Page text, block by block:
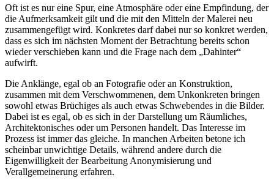
Oft ist es nur eine Spur, eine Atmosphäre oder eine Empfindung, der
die Aufmerksamkeit gilt und die mit den Mitteln der Malerei neu
zusammengefügt wird. Konkretes darf dabei nur so konkret werden,
dass es sich im nächsten Moment der Betrachtung bereits schon
wieder verschieben kann und die Frage nach dem „Dahinter“
aufwirft.
Die Anklänge, egal ob an Fotografie oder an Konstruktion,
zusammen mit dem Verschwommenen, dem Unkonkreten bringen
sowohl etwas Brüchiges als auch etwas Schwebendes in die Bilder.
Dabei ist es egal, ob es sich in der Darstellung um Räumliches,
Architektonisches oder um Personen handelt. Das Interesse im
Prozess ist immer das gleiche. In manchen Arbeiten betone ich
scheinbar unwichtige Details, während andere durch die
Eigenwilligkeit der Bearbeitung Anonymisierung und
Verallgemeinerung erfahren.